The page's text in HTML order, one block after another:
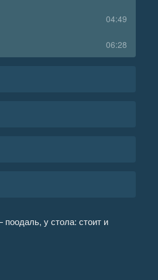
04:49
06:28
у стола: стоит и